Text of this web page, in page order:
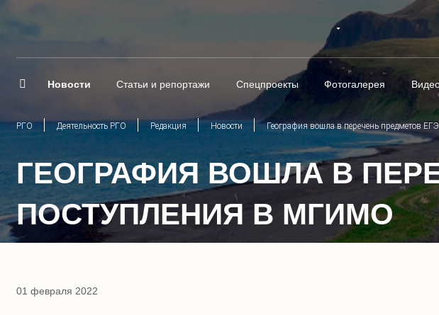
Новости Статьи и репортажи Спецпроекты Фотогалерея
РГО Деятельность РГО Редакция Новости География вошла в перечень предметов
ГЕОГРАФИЯ ВОШЛА В
ПОСТУПЛЕНИЯ В МГИМО
01 февраля 2022